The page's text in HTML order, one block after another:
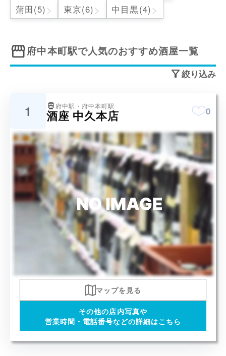
蒲田(5) > 東京(6) > 中目黒(4) >
府中本町駅で人気のおすすめ酒屋一覧
絞り込み
1 府中駅・府中本町駅
酒座 中久本店 0
マップを見る
その他の店内写真や
営業時間・電話番号などの詳細はこちら